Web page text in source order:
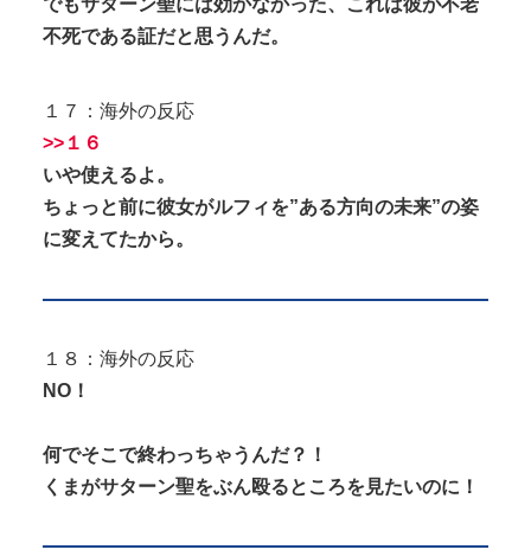
不死である証だと思うんだ。
１７：海外の反応
>>１６
いや使えるよ。
ちょっと前に彼女がルフィを”ある方向の未来”の姿
に変えてたから。
１８：海外の反応
NO！
何でそこで終わっちゃうんだ？！
くまがサターン聖をぶん殴るところを見たいのに！